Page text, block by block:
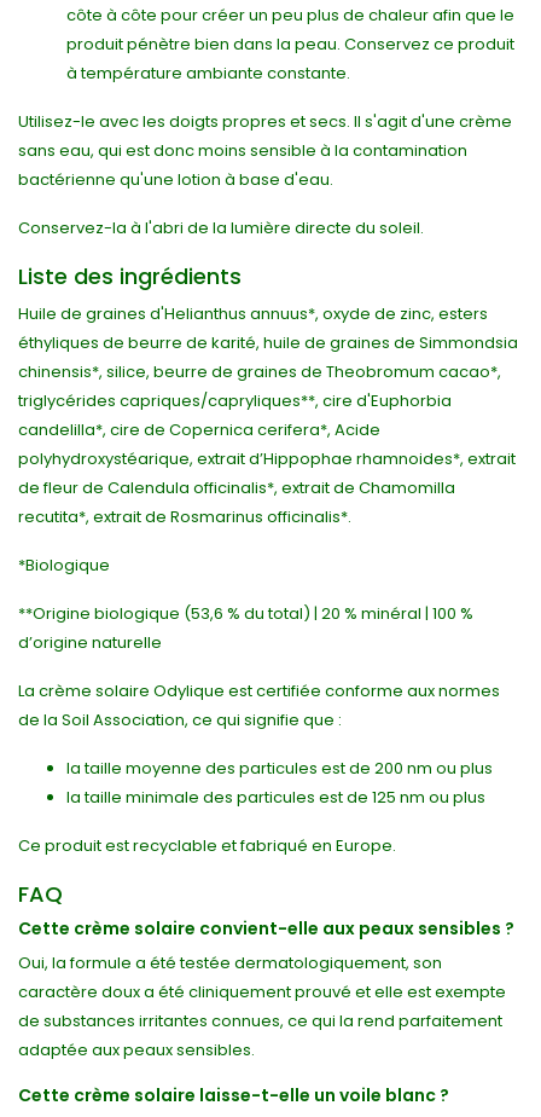
côte à côte pour créer un peu plus de chaleur afin que le
produit pénètre bien dans la peau. Conservez ce produit
à température ambiante constante.
Utilisez-le avec les doigts propres et secs. Il s'agit d'une crème
sans eau, qui est donc moins sensible à la contamination
bactérienne qu'une lotion à base d'eau.
Conservez-la à l'abri de la lumière directe du soleil.
Liste des ingrédients
Huile de graines d'Helianthus annuus*, oxyde de zinc, esters
éthyliques de beurre de karité, huile de graines de Simmondsia
chinensis*, silice, beurre de graines de Theobromum cacao*,
triglycérides capriques/capryliques**, cire d'Euphorbia
candelilla*, cire de Copernica cerifera*, Acide
polyhydroxystéarique, extrait d’Hippophae rhamnoides*, extrait
de fleur de Calendula officinalis*, extrait de Chamomilla
recutita*, extrait de Rosmarinus officinalis*.
*Biologique
**Origine biologique (53,6 % du total) | 20 % minéral | 100 %
d’origine naturelle
La crème solaire Odylique est certifiée conforme aux normes
de la Soil Association, ce qui signifie que :
la taille moyenne des particules est de 200 nm ou plus
la taille minimale des particules est de 125 nm ou plus
Ce produit est recyclable et fabriqué en Europe.
FAQ
Cette crème solaire convient-elle aux peaux sensibles ?
Oui, la formule a été testée dermatologiquement, son
caractère doux a été cliniquement prouvé et elle est exempte
de substances irritantes connues, ce qui la rend parfaitement
adaptée aux peaux sensibles.
Cette crème solaire laisse-t-elle un voile blanc ?